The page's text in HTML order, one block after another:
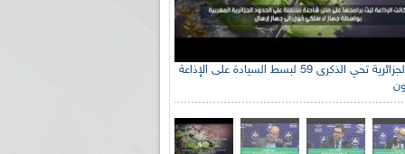
الإذاعة الجزائرية تحي الذكرى 59 لبسط السيادة على الإذاعة